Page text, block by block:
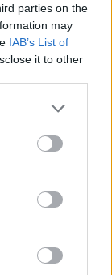
parties on the
may
IAB’s List of
it to other